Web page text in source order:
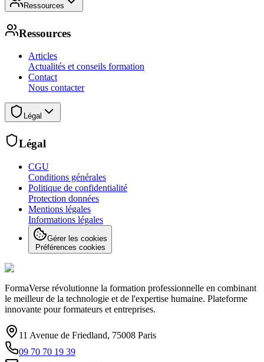
Ressources
Ressources
Articles
Actualités et conseils formation
Contact
Nous contacter
Légal
Légal
CGU
Conditions générales
Politique de confidentialité
Protection données
Mentions légales
Informations légales
Gérer les cookies
Préférences cookies
FormaVerse révolutionne la formation professionnelle en combinant
le meilleur de la technologie et de l'expertise humaine. Plateforme
innovante pour formateurs et entreprises.
11 Avenue de Friedland, 75008 Paris
09 70 70 19 39